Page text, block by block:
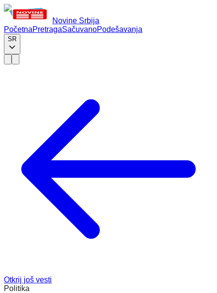
Novine Srbija
PočetnaPretragaSačuvanoPodešavanja
SR
Otkrij još vesti
Politika